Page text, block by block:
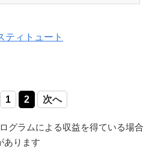
ティトュート
1 2 次へ
グラムによる収益を得ている場合
あります